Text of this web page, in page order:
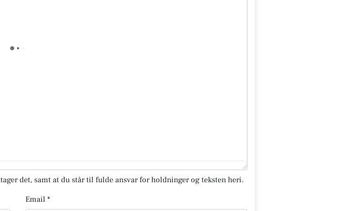
det, samt at du står til fulde ansvar for holdninger og teksten heri.
Email *